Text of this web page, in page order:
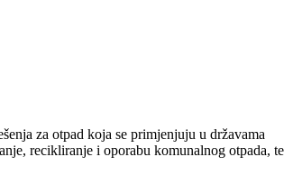
za otpad koja se primjenjuju u državama
recikliranje i oporabu komunalnog otpada, te